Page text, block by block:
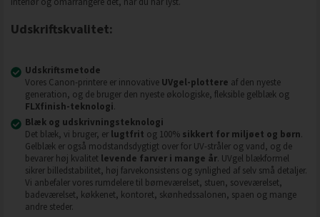
Udskriftskvalitet:
Udskriftsmetode
Vores Canon-printere er innovative UVgel-plottere af den nyeste
generation, og de bruger den nyeste økologiske, fleksible gelblæk og
FLXfinish-teknologi.
Blæk og udskrivningsteknologi
Det blæk, vi bruger, er lugtfrit og 100% sikkert for miljøet og børn.
Gelblæk er også modstandsdygtigt over for UV-stråler og vand, og de
bevarer høj kvalitet levende farver i mange år. UVgel blækformel
sikrer billedstabilitet, høj farvekonsistens og synlighed af selv små detaljer.
Vi anbefaler vores rumdelere til børneværelset, stuen, soveværelset,
badeværelset, køkkenet, kontoret, skønhedssalonen, spaen og mange
andre steder.